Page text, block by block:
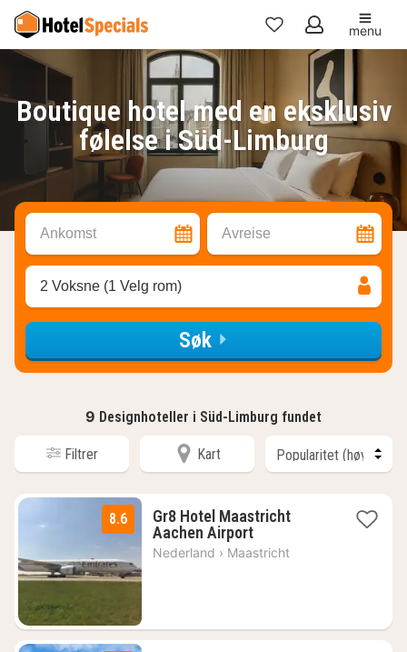
Mine
favoritter
menu
Boutique hotel med en eksklusiv
følelse i Süd-Limburg
Ankomst Avreise
2 Voksne (1 Velg rom)
Søk
9 Designhoteller i Süd-Limburg fundet
Filtrer Kart
8.6
Gr8 Hotel Maastricht
Aachen Airport1
natt
Nederland › Maastricht